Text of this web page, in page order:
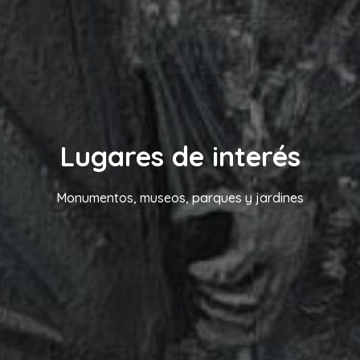
Lugares de interés
Monumentos, museos, parques y jardines